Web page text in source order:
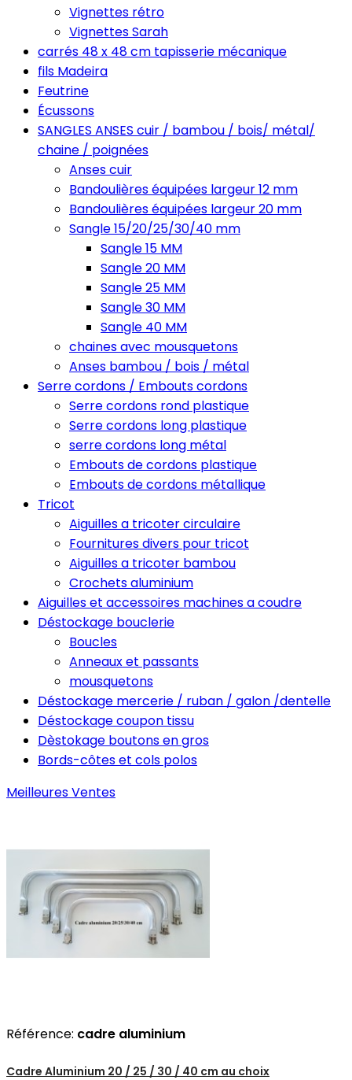
Vignettes rétro
Vignettes Sarah
carrés 48 x 48 cm tapisserie mécanique
fils Madeira
Feutrine
Écussons
SANGLES ANSES cuir / bambou / bois/ métal/
chaine / poignées
Anses cuir
Bandoulières équipées largeur 12 mm
Bandoulières équipées largeur 20 mm
Sangle 15/20/25/30/40 mm
Sangle 15 MM
Sangle 20 MM
Sangle 25 MM
Sangle 30 MM
Sangle 40 MM
chaines avec mousquetons
Anses bambou / bois / métal
Serre cordons / Embouts cordons
Serre cordons rond plastique
Serre cordons long plastique
serre cordons long métal
Embouts de cordons plastique
Embouts de cordons métallique
Tricot
Aiguilles a tricoter circulaire
Fournitures divers pour tricot
Aiguilles a tricoter bambou
Crochets aluminium
Aiguilles et accessoires machines a coudre
Déstockage bouclerie
Boucles
Anneaux et passants
mousquetons
Déstockage mercerie / ruban / galon /dentelle
Déstockage coupon tissu
Dèstokage boutons en gros
Bords-côtes et cols polos
Meilleures Ventes
Référence: cadre aluminium
Cadre Aluminium 20 / 25 / 30 / 40 cm au choix